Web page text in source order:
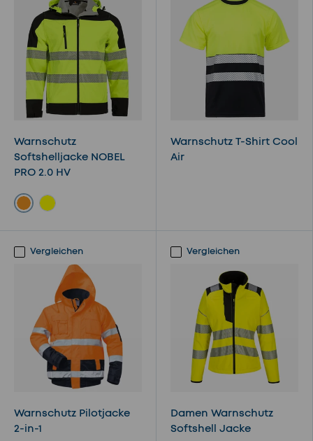
Warnschutz
Softshelljacke NOBEL
PRO 2.0 HV
Warnschutz T-Shirt Cool
Air
Vergleichen
Warnschutz Pilotjacke
2-in-1
Vergleichen
Damen Warnschutz
Softshell Jacke